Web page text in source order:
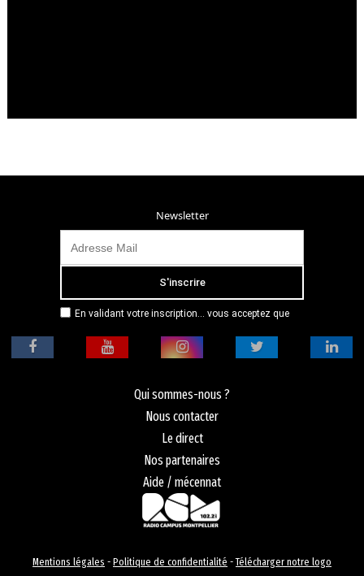
Newsletter
En validant votre inscription... vous acceptez que
adresse email dans le but de vous envoyer
mensuellement sa lettre d’informations. Pour plus
politique de confidentialité.
Qui sommes-nous ?
Nous contacter
Le direct
Nos partenaires
Aide / mécennat
Mentions légales - Politique de confidentialité -Télécharger notre logo